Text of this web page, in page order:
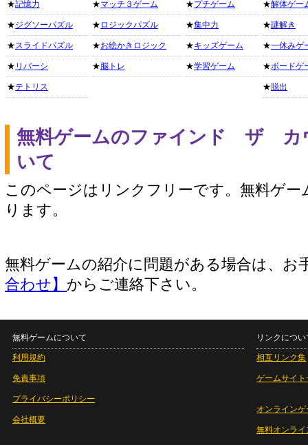
★記憶力
★ジグソーパズル
★スライドパズル
★ リバーシ
★テトリス
★マッチ３ゲーム
★ ロジックパズル
★お絵かきロジック
★脳トレ
★プチゲーム
★集中力
★キッズゲーム
★学習ゲーム
★解体ゲー
★謎解き
★一休みゲ
★ボードゲ
★ 脱出
無料ゲームのファインド ザ カ
いて
このページはリンクフリーです。無料ゲー
ります。
無料ゲームの紹介に問題がある場合は、お
合わせ】 からご連絡下さい。
無料ゲームについて
利用規約
免責事項
プライバシーポリシー
会社概要
リンクについ
相互リンク集
ゲームサイト
オンラインゲ
無料オンライ